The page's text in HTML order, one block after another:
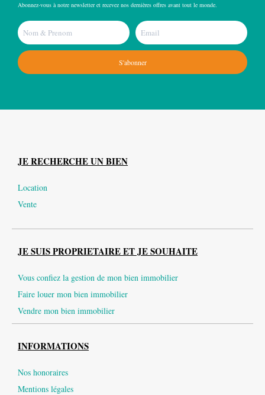
Abonnez-vous à notre newsletter et recevez nos dernières offres avant tout le monde.
S'abonner
JE RECHERCHE UN BIEN
Location
Vente
JE SUIS PROPRIETAIRE ET JE SOUHAITE
Vous confiez la gestion de mon bien immobilier
Faire louer mon bien immobilier
Vendre mon bien immobilier
INFORMATIONS
Nos honoraires
Mentions légales